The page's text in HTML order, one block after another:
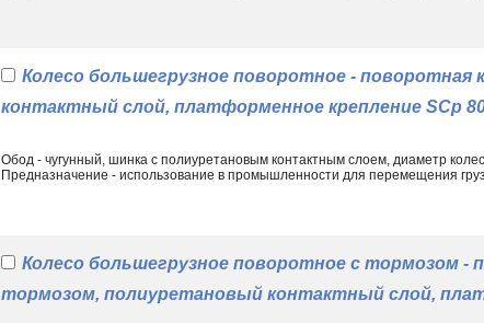
Колесо большегрузное поворотное - поворотная
контактный слой, платформенное крепление SCp
Обод - чугунный, шинка с полиуретановым контактным слоем, диаметр
Предназначение - использование в промышленности для перемещения
Колесо большегрузное поворотное с тормозом -
тормозом, полиуретановый контактный слой,